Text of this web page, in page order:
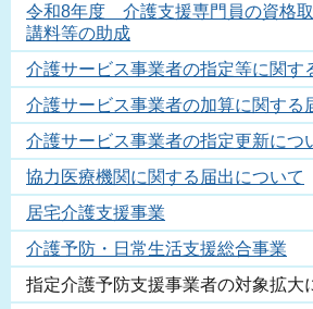
令和8年度 介護支援専門員の資格
講料等の助成
介護サービス事業者の指定等に関す
介護サービス事業者の加算に関する
介護サービス事業者の指定更新につ
協力医療機関に関する届出について
居宅介護支援事業
介護予防・日常生活支援総合事業
指定介護予防支援事業者の対象拡大